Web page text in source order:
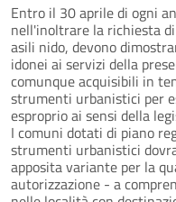
Entro il 30 aprile di ogni
nell'inoltrare la richiesta
asili nido, devono
idonei ai servizi della
comunque acquisibili in
strumenti urbanistici per
esproprio ai sensi della
I comuni dotati di piano
strumenti urbanistici
apposita variante per la
autorizzazione - a